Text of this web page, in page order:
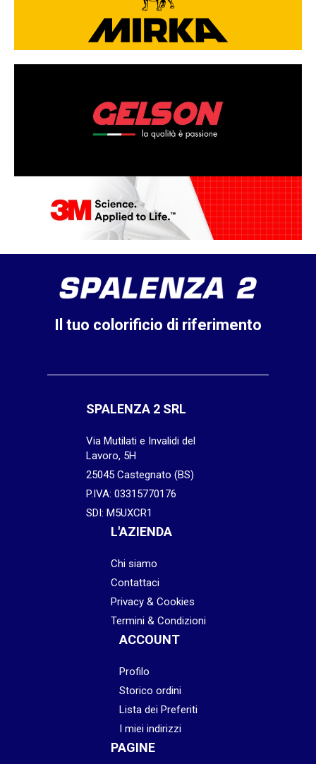
Il tuo colorificio di riferimento
SPALENZA 2 SRL
Via Mutilati e Invalidi del
Lavoro, 5H
25045 Castegnato (BS)
P.IVA: 03315770176
SDI: M5UXCR1
L'AZIENDA
Chi siamo
Contattaci
Privacy & Cookies
Termini & Condizioni
ACCOUNT
Profilo
Storico ordini
Lista dei Preferiti
I miei indirizzi
PAGINE